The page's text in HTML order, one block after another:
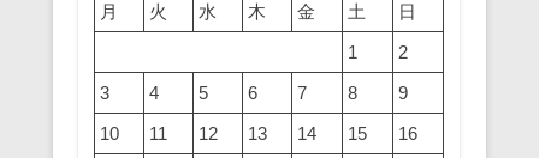
月
火 水 木 金 土
日
1
2
3
4 5 6 7 8
9
10
11 12 13 14 15
16